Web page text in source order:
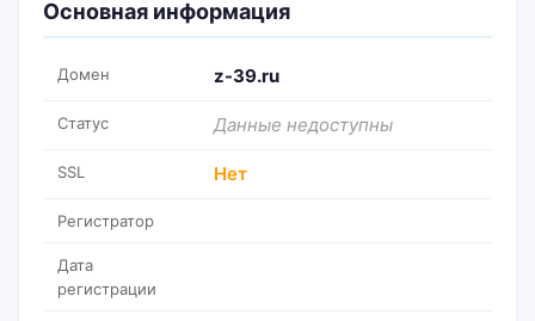
Основная информация
Домен z-39.ru
Статус Данные недоступны
SSL Нет
Регистратор
Дата
регистрации